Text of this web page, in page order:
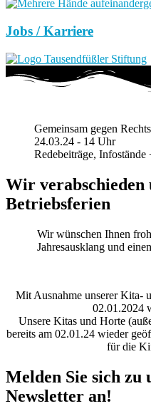
Jobs / Karriere
Gemeinsam gegen
24.03.24 - 14 Uhr
Redebeiträge,
Wir verabschieden
Betriebsferien
Wir wünschen Ihnen
Jahresausklang und
Mit Ausnahme unserer Kita-
02.01.2024
Unsere Kitas und Horte
bereits am 02.01.24 wieder
für die
Melden Sie sich zu
Newsletter an!